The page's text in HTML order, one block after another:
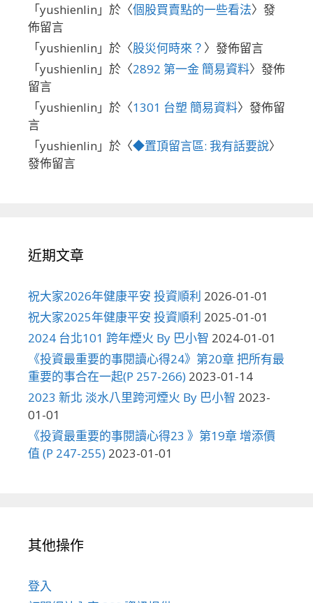
「yushienlin 」於〈個股買賣點的一些看法〉發
佈留言
「yushienlin 」於〈股災何時來？ 〉發佈留言
「yushienlin 」於〈2892 第一金 簡易資料〉發佈
留言
「yushienlin 」於〈1301 台塑 簡易資料〉發佈留
言
「yushienlin 」於〈◆置頂留言區: 我有話要說〉
發佈留言
近期文章
祝大家2026年健康平安 投資順利 2026-01-01
祝大家2025年健康平安 投資順利 2025-01-01
2024 台北101 跨年煙火 By 巴小智 2024-01-01
《投資最重要的事閱讀心得24》第20章 把所有最
重要的事合在一起(P 257-266) 2023-01-14
2023 新北 淡水八里跨河煙火 By 巴小智 2023-
01-01
《投資最重要的事閱讀心得23 》第19章 增添價
值 (P 247-255) 2023-01-01
其他操作
登入